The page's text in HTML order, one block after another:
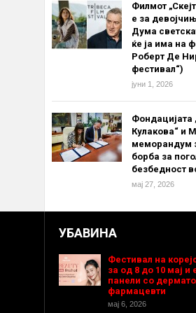
Филмот
е за
Дума
ќе ја има на
Роберт Де
фестивал“)
јуни 1, 2026
Фондацијата
Кулакова“ и
меморандум
борба за
безбедност
мај 27, 2026
УБАВИНА
Фестивал на
за од 8 до 10 мај и
панели со
фармацевти
мај 6, 2026